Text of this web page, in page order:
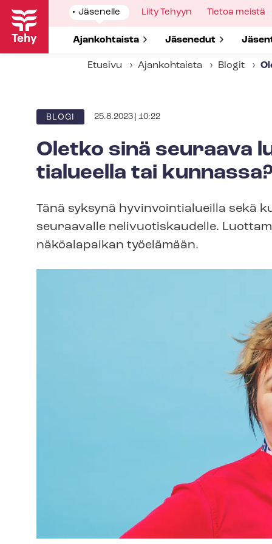
Hyppää
pääsisältöön
Show
submenu
Jäsenelle
Show submenu for
Ajankohtaista Show submenu for
Jäsenedut Show
Show
Liity Tehyyn
Show
Tietoa meistä
Etusivu Ajankohtaista Blogit
BLOGI 25.8.2023 | 10:22
Oletko sinä seuraava
tia­lu­eel­la tai
Tänä syksynä hy­vin­voin­tia­lueil­la sekä
seuraavalle ne­li­vuo­tis­kau­del­le.
näköalapaikan työelämään.